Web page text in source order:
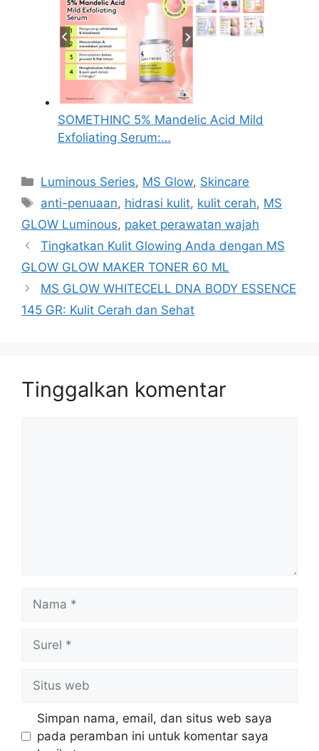
SOMETHINC 5% Mandelic Acid Mild
Exfoliating Serum:…
Kategori
Luminous Series, MS Glow, Skincare
Tag
anti-penuaan, hidrasi kulit, kulit cerah, MS
GLOW Luminous, paket perawatan wajah
Tingkatkan Kulit Glowing Anda dengan MS
GLOW GLOW MAKER TONER 60 ML
MS GLOW WHITECELL DNA BODY ESSENCE
145 GR: Kulit Cerah dan Sehat
Tinggalkan komentar
Nama
Surel
Situs
web
Simpan nama, email, dan situs web saya
pada peramban ini untuk komentar saya